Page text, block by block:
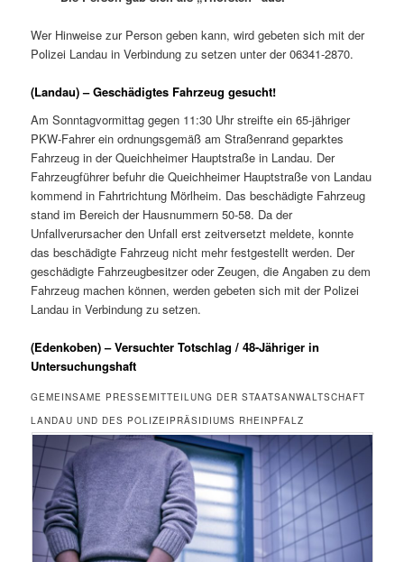
Wer Hinweise zur Person geben kann, wird gebeten sich mit der
Polizei Landau in Verbindung zu setzen unter der 06341-2870.
(Landau) – Geschädigtes Fahrzeug gesucht!
Am Sonntagvormittag gegen 11:30 Uhr streifte ein 65-jähriger
PKW-Fahrer ein ordnungsgemäß am Straßenrand geparktes
Fahrzeug in der Queichheimer Hauptstraße in Landau. Der
Fahrzeugführer befuhr die Queichheimer Hauptstraße von Landau
kommend in Fahrtrichtung Mörlheim. Das beschädigte Fahrzeug
stand im Bereich der Hausnummern 50-58. Da der
Unfallverursacher den Unfall erst zeitversetzt meldete, konnte
das beschädigte Fahrzeug nicht mehr festgestellt werden. Der
geschädigte Fahrzeugbesitzer oder Zeugen, die Angaben zu dem
Fahrzeug machen können, werden gebeten sich mit der Polizei
Landau in Verbindung zu setzen.
(Edenkoben) – Versuchter Totschlag / 48-Jähriger in
Untersuchungshaft
GEMEINSAME PRESSEMITTEILUNG DER STAATSANWALTSCHAFT
LANDAU UND DES POLIZEIPRÄSIDIUMS RHEINPFALZ